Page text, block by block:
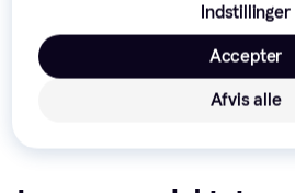
Dobsom
Shorts
Indstillinger
Afvis alle
Accepter